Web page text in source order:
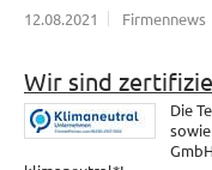
12.08.2021 Firmennews
Wir sind
Die